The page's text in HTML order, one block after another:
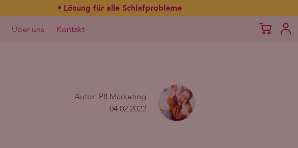
Lösung für alle Schlafprobleme
Über uns Kontakt
Autor: P8 Marketing
04.02.2022